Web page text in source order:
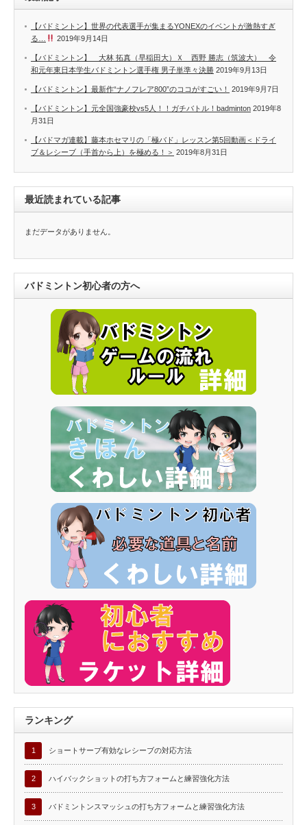
【バドミントン】世界の代表選手が集まるYONEXのイベントが激熱すぎ
る…
2019年9月14日
【バドミントン】 大林 拓真（早稲田大）Ｘ 西野 勝志（筑波大） 令
和元年東日本学生バドミントン選手権 男子単準々決勝 2019年9月13日
【バドミントン】最新作“ナノフレア800”のココがすごい！ 2019年9月7日
【バドミントン】元全国強豪校vs5人！！ガチバトル！badminton 2019年8
月31日
【バドマガ連載】藤本ホセマリの「極バド」レッスン第5回動画＜ドライ
ブ＆レシーブ（手首から上）を極める！＞ 2019年8月31日
最近読まれている記事
まだデータがありません。
バドミントン初心者の方へ
ランキング
1 ショートサーブ有効なレシーブの対応方法
2 ハイバックショットの打ち方フォームと練習強化方法
3 バドミントンスマッシュの打ち方フォームと練習強化方法